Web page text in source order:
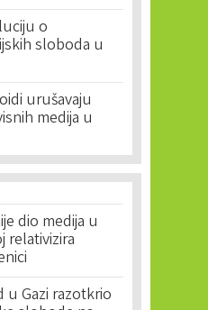
o
sloboda u
urušavaju
medija u
dio medija u
relativizira
u Gazi razotkrio